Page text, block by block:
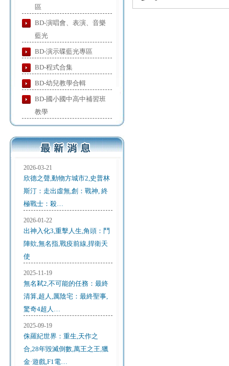
區
BD-演唱會、表演、音樂
藍光
BD-演示碟藍光專區
BD-程式合集
BD-幼兒教學合輯
BD-國小國中高中補習班
教學
2026-03-21
欣德之聲,動物方城市2,史普林
斯汀：走出虛無,創：戰神, 終
極戰士：殺…
2026-01-22
出神入化3,重擊人生,角頭：鬥
陣欸,無名指,戰疫前線,捍衛天
使
2025-11-19
無名弒2,不可能的任務：最終
清算,超人,厲陰宅：最終聖事,
驚奇4超人…
2025-09-19
侏羅紀世界：重生,天作之
合,28年毀滅倒數,萬王之王,獵
金·遊戲,F1電…